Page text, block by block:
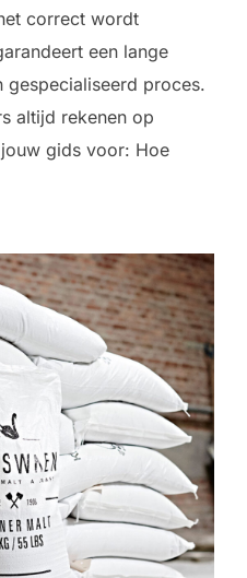
correct wordt
een lange
gespecialiseerd proces.
altijd rekenen op
gids voor: Hoe